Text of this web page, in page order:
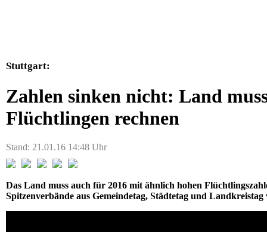
Stuttgart:
Zahlen sinken nicht: Land
Flüchtlingen rechnen
Stand: 21.01.16 14:48 Uhr
Das Land muss auch für 2016 mit ähnlich hohen
Spitzenverbände aus Gemeindetag, Städtetag und Landkreistag